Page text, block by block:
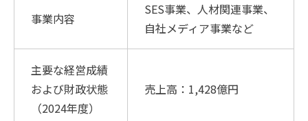
事業内容
SES事業、人材関連事業、
自社メディア事業など
主要な経営成績
および財政状態
（2024年度）
売上高：1,428億円